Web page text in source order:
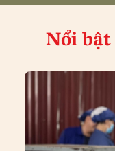
Nổi bật